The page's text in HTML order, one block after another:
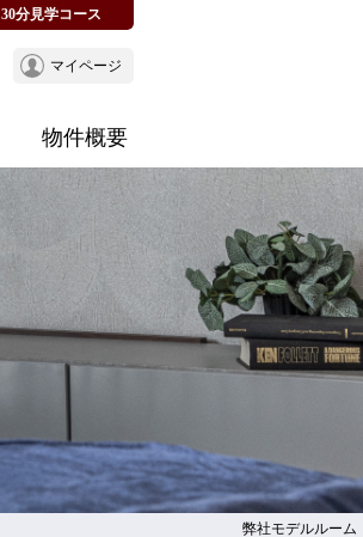
物件概要
マイページ
30分見学コース
弊社モデルルーム